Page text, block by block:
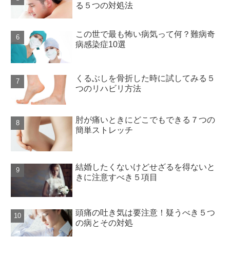
る５つの対処法
この世で最も怖い病気って何？難病奇
病感染症10選
くるぶしを骨折した時に試してみる５
つのリハビリ方法
肘が痛いときにどこでもできる７つの
簡単ストレッチ
結婚したくないけどせざるを得ないと
きに注意すべき５項目
頭痛の吐き気は要注意！疑うべき５つ
の病とその対処